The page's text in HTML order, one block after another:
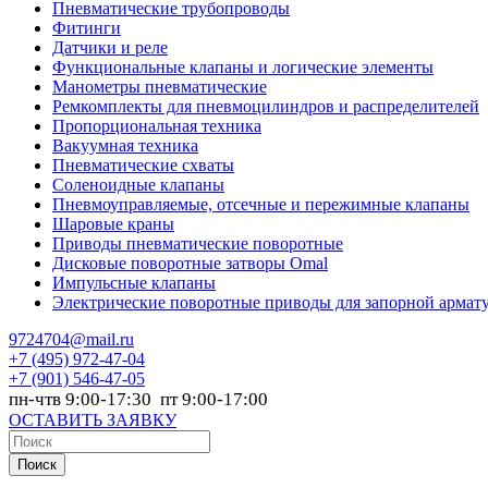
Пневматические трубопроводы
Фитинги
Датчики и реле
Функциональные клапаны и логические элементы
Манометры пневматические
Ремкомплекты для пневмоцилиндров и распределителей
Пропорциональная техника
Вакуумная техника
Пневматические схваты
Соленоидные клапаны
Пневмоуправляемые, отсечные и пережимные клапаны
Шаровые краны
Приводы пневматические поворотные
Дисковые поворотные затворы Omal
Импульсные клапаны
Электрические поворотные приводы для запорной
9724704@mail.ru
+7 (495) 972-47-04
+7 (901) 546-47-05
пн-чтв 9:00-17:30 пт 9:00-17:00
ОСТАВИТЬ ЗАЯВКУ
Поиск